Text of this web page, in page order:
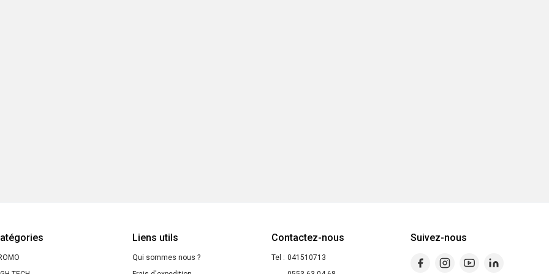
Liens utils
Qui sommes nous ?
Contactez-nous
Tel : 041510713
Suivez-nous